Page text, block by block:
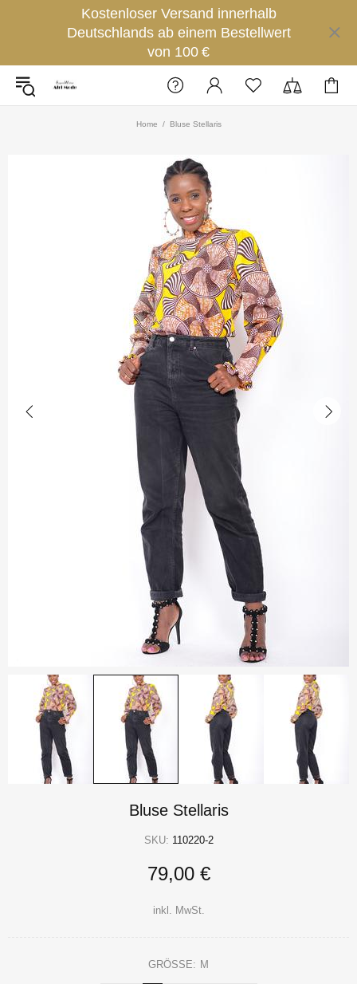
Kostenloser Versand innerhalb
Deutschlands ab einem Bestellwert
von 100 €
Home Bluse Stellaris
Bluse Stellaris
SKU: 110220-2
79,00 €
inkl. MwSt.
GRÖSSE: M